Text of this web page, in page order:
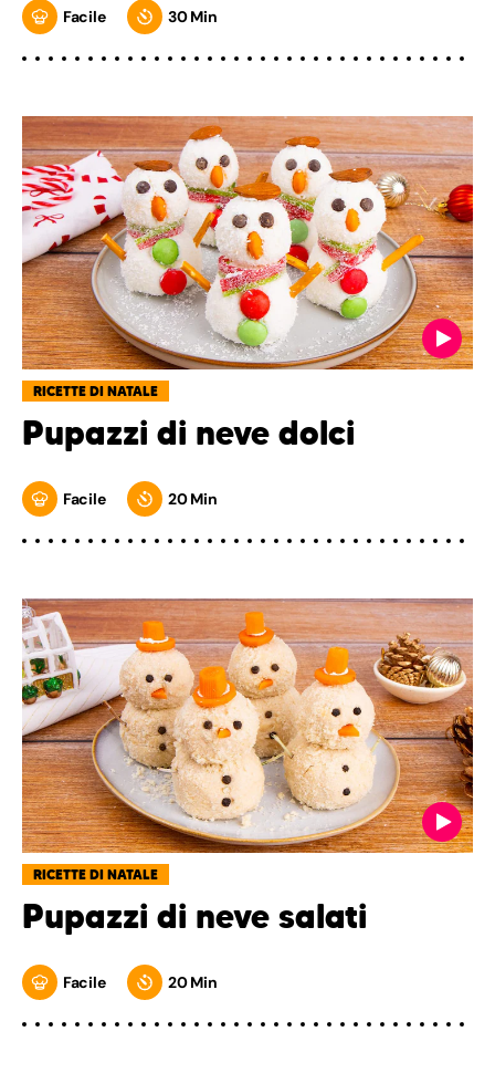
Facile 30 Min
RICETTE DI NATALE
Pupazzi di neve dolci
Facile 20 Min
RICETTE DI NATALE
Pupazzi di neve salati
Facile 20 Min